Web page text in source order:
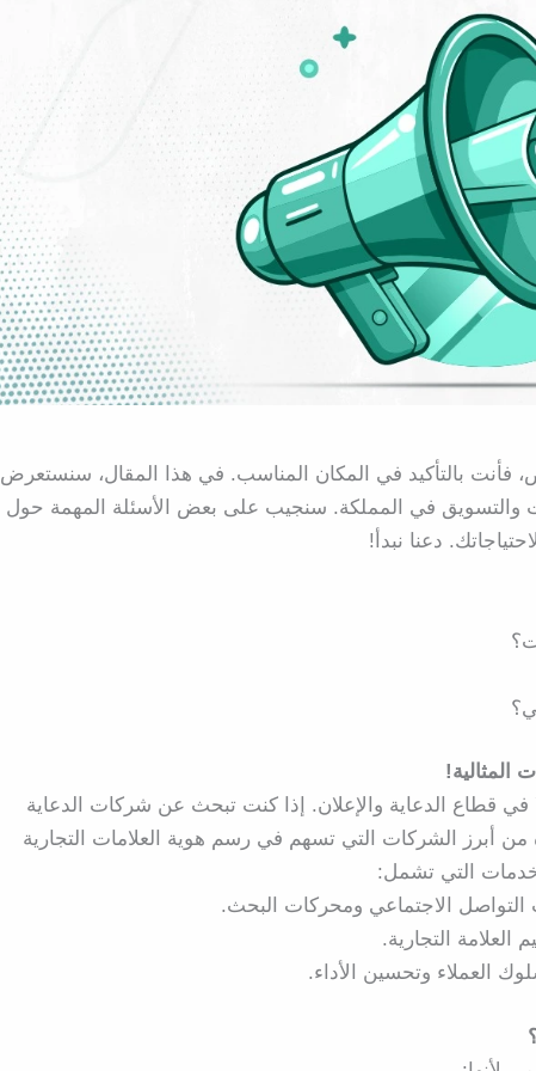
فأنت بالتأكيد في المكان المناسب. في هذا المقال، سنستعرض
والتسويق في المملكة. سنجيب على بعض الأسئلة المهمة حول
دعنا نبدأ!
المثالية!
في قطاع الدعاية والإعلان. إذا كنت تبحث عن شركات الدعاية
من أبرز الشركات التي تسهم في رسم هوية العلامات التجارية
التي تشمل:
التواصل الاجتماعي ومحركات البحث.
التجارية.
العملاء وتحسين الأداء.